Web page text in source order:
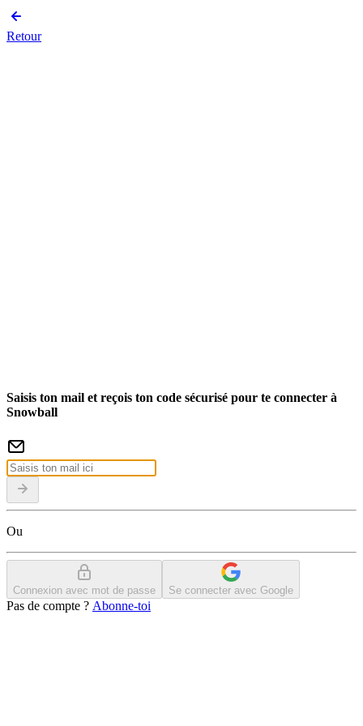
Retour
Saisis ton mail et reçois ton code sécurisé pour te connecter à
Snowball
Ou
Connexion avec mot de passe Se connecter avec Google
Pas de compte ? Abonne-toi